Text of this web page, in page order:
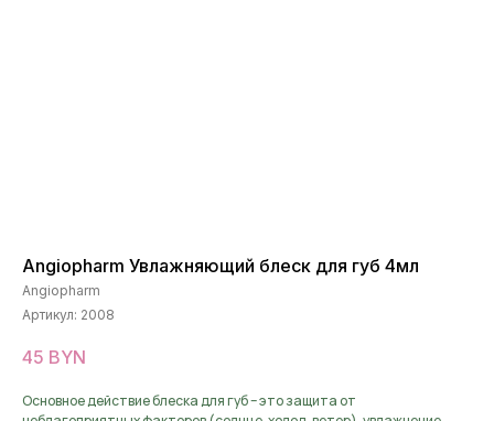
Angiopharm Увлажняющий блеск для губ 4мл
Angiopharm
Артикул: 2008
45 BYN
Основное действие блеска для губ – это защита от